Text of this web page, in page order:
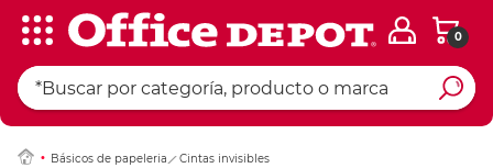
0
Básicos de papeleria
Cintas invisibles
Ingresar Codigo